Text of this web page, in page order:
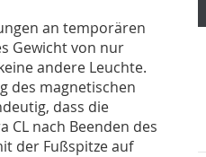
an temporären
Gewicht von nur
andere Leuchte.
des magnetischen
dass die
CL nach Beenden des
der Fußspitze auf